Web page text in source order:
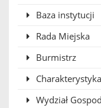
Baza instytucji
Rada Miejska
Burmistrz
Charakterystyka
Wydział